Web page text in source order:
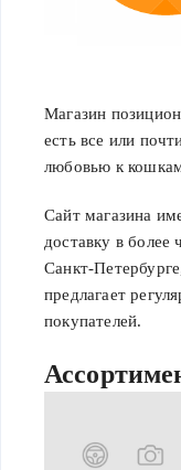
ассортимент
многое другое.
Магазин
есть все или
любовью к
Сайт магазина
доставку в более
Санкт-
предлагает
покупателей.